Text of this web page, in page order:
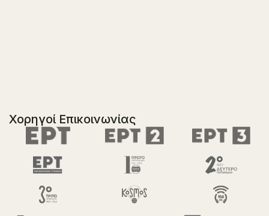
Χορηγοί Επικοινωνίας